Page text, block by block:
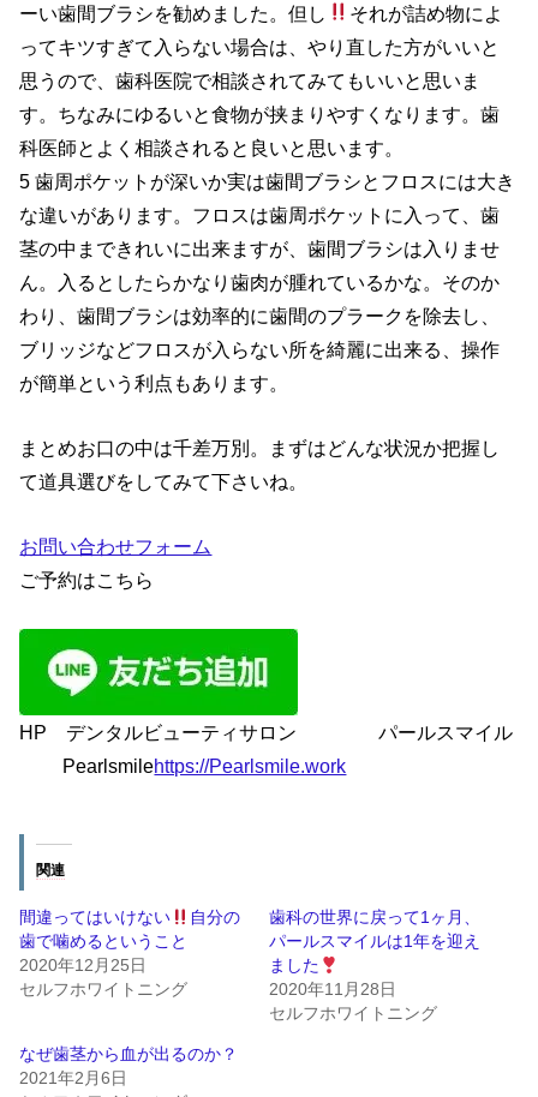
ーい歯間ブラシを勧めました。但し
それが詰め物によ
ってキツすぎて入らない場合は、やり直した方がいいと
思うので、歯科医院で相談されてみてもいいと思いま
す。ちなみにゆるいと食物が挟まりやすくなります。歯
科医師とよく相談されると良いと思います。
5 歯周ポケットが深いか実は歯間ブラシとフロスには大き
な違いがあります。フロスは歯周ポケットに入って、歯
茎の中まできれいに出来ますが、歯間ブラシは入りませ
ん。入るとしたらかなり歯肉が腫れているかな。そのか
わり、歯間ブラシは効率的に歯間のプラークを除去し、
ブリッジなどフロスが入らない所を綺麗に出来る、操作
が簡単という利点もあります。
まとめお口の中は千差万別。まずはどんな状況か把握し
て道具選びをしてみて下さいね。
お問い合わせフォーム
ご予約はこちら
HP デンタルビューティサロン パールスマイル
Pearlsmilehttps://Pearlsmile.work
関連
間違ってはいけない
自分の
歯で噛めるということ
2020年12月25日
セルフホワイトニング
歯科の世界に戻って1ヶ月、
パールスマイルは1年を迎え
ました
2020年11月28日
セルフホワイトニング
なぜ歯茎から血が出るのか？
2021年2月6日